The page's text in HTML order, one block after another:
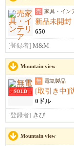
売 家具・イン
650
[登録者] M&M
Mountain view
SOLD
無 電気製品
[取引き中]
0ドル
[登録者] きび
Mountain view